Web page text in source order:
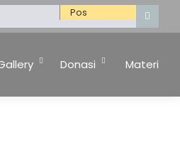
di Website Kami. Keluarga
Donasi Materi